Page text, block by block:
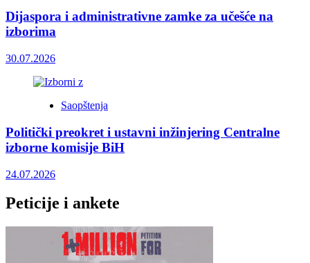
Dijaspora i administrativne zamke za učešće na
izborima
30.07.2026
Saopštenja
Politički preokret i ustavni inžinjering Centralne
izborne komisije BiH
24.07.2026
Peticije i ankete